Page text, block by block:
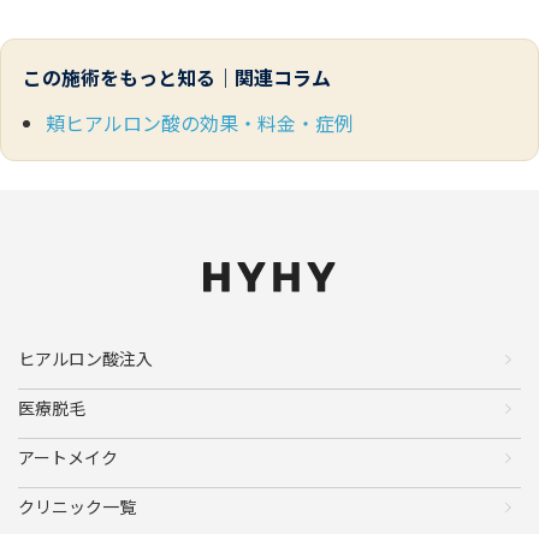
この施術をもっと知る｜関連コラム
頬ヒアルロン酸の効果・料金・症例
ヒアルロン酸注入
医療脱毛
アートメイク
クリニック一覧